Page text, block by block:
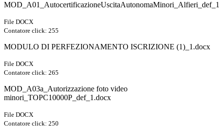
File DOCX
Contatore click: 255
MODULO DI PERFEZIONAMENTO ISCRIZIONE (1)_1.docx
File DOCX
Contatore click: 265
MOD_A03a_Autorizzazione foto video
minori_TOPC10000P_def_1.docx
File DOCX
Contatore click: 250